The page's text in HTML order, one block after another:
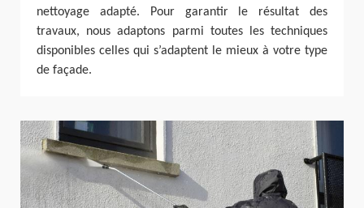
nettoyage adapté. Pour garantir le résultat des
travaux, nous adaptons parmi toutes les techniques
disponibles celles qui s’adaptent le mieux à votre type
de façade.